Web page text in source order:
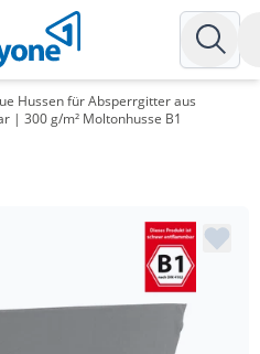
Hussen für Absperrgitter aus
| 300 g/m² Moltonhusse B1